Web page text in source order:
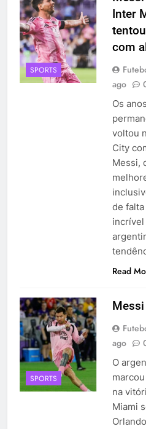
SPORTS
Inter
com
ago
Os
voltou
City
Messi,
de
Read
SPORTS
ago
O
na
Miami